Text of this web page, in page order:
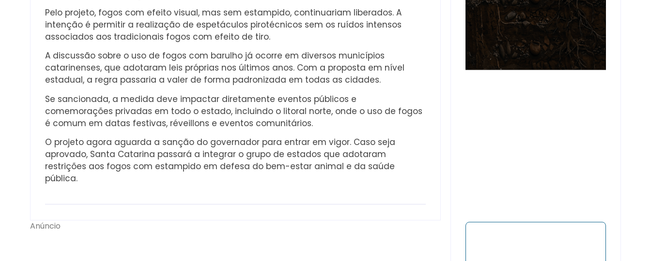
Pelo projeto, fogos com efeito visual, mas sem estampido, continuariam liberados. A
intenção é permitir a realização de espetáculos pirotécnicos sem os ruídos intensos
associados aos tradicionais fogos com efeito de tiro.
A discussão sobre o uso de fogos com barulho já ocorre em diversos municípios
catarinenses, que adotaram leis próprias nos últimos anos. Com a proposta em nível
estadual, a regra passaria a valer de forma padronizada em todas as cidades.
Se sancionada, a medida deve impactar diretamente eventos públicos e
comemorações privadas em todo o estado, incluindo o litoral norte, onde o uso de fogos
é comum em datas festivas, réveillons e eventos comunitários.
O projeto agora aguarda a sanção do governador para entrar em vigor. Caso seja
aprovado, Santa Catarina passará a integrar o grupo de estados que adotaram
restrições aos fogos com estampido em defesa do bem-estar animal e da saúde
pública.
Anúncio